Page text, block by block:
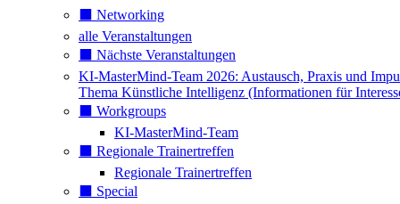
⬛️ Networking
alle Veranstaltungen
⬛️ Nächste Veranstaltungen
KI-MasterMind-Team 2026: Austausch, Praxis und
Thema Künstliche Intelligenz (Informationen für
⬛️ Workgroups
KI-MasterMind-Team
⬛️ Regionale Trainertreffen
Regionale Trainertreffen
⬛️ Special